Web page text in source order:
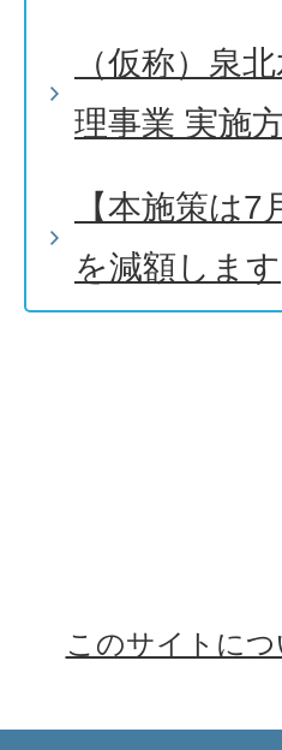
（仮称）泉
理事業 実施
【本施策は
を減額します
このサイトにつ